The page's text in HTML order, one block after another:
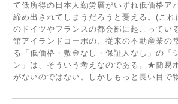
て低所得の日本人勤労層がいずれ低価格ア
締め出されてしまうだろうと憂える。(こ
のドイツやフランスの都会部に起こってい
館アイランドコーポの、従来の不動産業の
る「低価格・敷金なし・保証人なし」の「
ン」は、そういう考えなのである。★簡易
がないのではない。しかしもっと長い目で